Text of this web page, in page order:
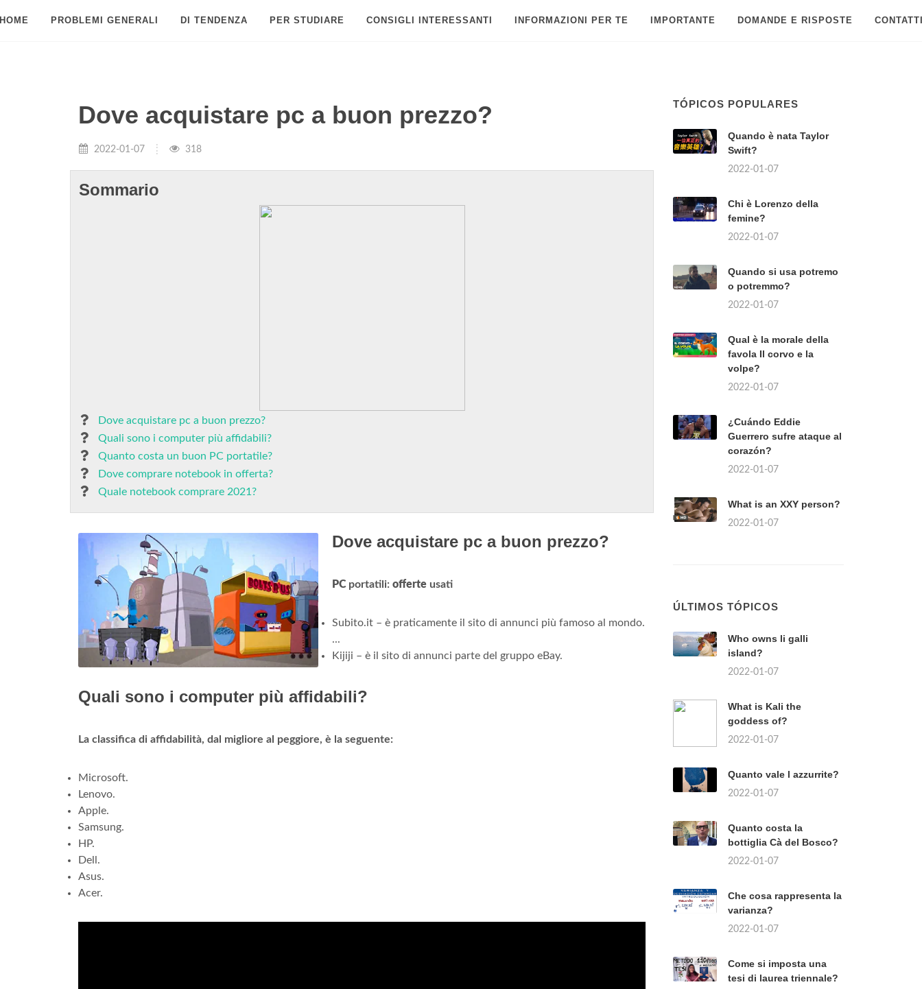
PROBLEMI GENERALI DI TENDENZA PER STUDIARE CONSIGLI INTERESSANTI INFORMAZIONI PER TE IMPORTANTE DOMANDE E RISPOSTE
Dove acquistare pc a buon prezzo?
2022-01-07 318
Sommario
Dove acquistare pc a buon prezzo?
Quali sono i computer più affidabili?
Quanto costa un buon PC portatile?
Dove comprare notebook in offerta?
Quale notebook comprare 2021?
Dove acquistare pc a buon prezzo?
PCportatili: offerte usati
Subito.it – è praticamente il sito di annunci più famoso al mondo.
...
Kijiji – è il sito di annunci parte del gruppo eBay.
Quali sono i computer più affidabili?
La classifica di affidabilità, dal migliore al peggiore, è la seguente:
Microsoft.
Lenovo.
Apple.
Samsung.
HP.
Dell.
Asus.
Acer.
TÓPICOS POPULARES
Quando è nata Taylor
Swift?
2022-01-07
Chi è Lorenzo della
femine?
2022-01-07
Quando si usa potremo
o potremmo?
2022-01-07
Qual è la morale della
favola Il corvo e la
volpe?
2022-01-07
¿Cuándo Eddie
Guerrero sufre ataque al
corazón?
2022-01-07
What is an XXY person?
2022-01-07
ÚLTIMOS TÓPICOS
Who owns li galli
island?
2022-01-07
What is Kali the
goddess of?
2022-01-07
Quanto vale l azzurrite?
2022-01-07
Quanto costa la
bottiglia Cà del Bosco?
2022-01-07
Che cosa rappresenta la
varianza?
2022-01-07
Come si imposta una
tesi di laurea triennale?